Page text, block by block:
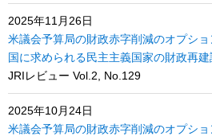
2025年11月26日
米議会予算局の財政赤字削減のオプシ
国に求められる民主主義国家の財政再建
JRIレビュー Vol.2, No.129
2025年10月24日
米議会予算局の財政赤字削減のオプシ